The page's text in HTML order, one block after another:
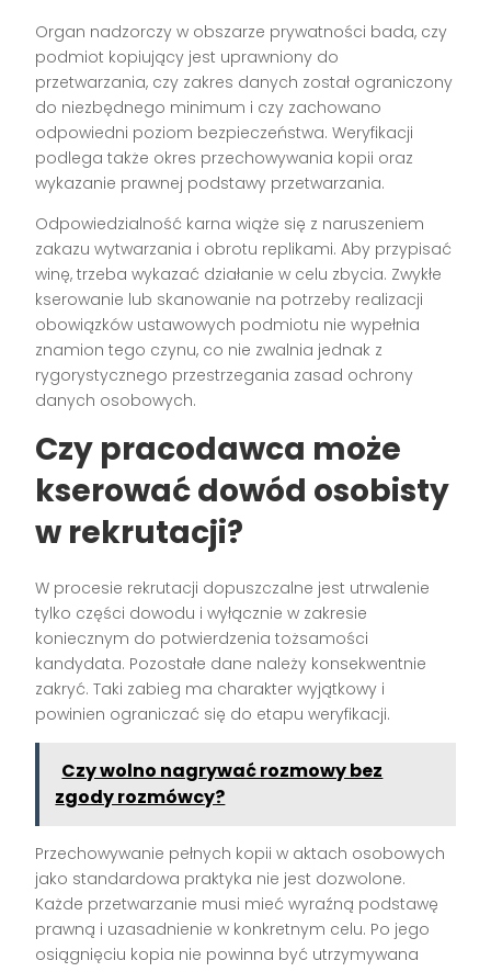
Organ nadzorczy w obszarze prywatności bada, czy
podmiot kopiujący jest uprawniony do
przetwarzania, czy zakres danych został ograniczony
do niezbędnego minimum i czy zachowano
odpowiedni poziom bezpieczeństwa. Weryfikacji
podlega także okres przechowywania kopii oraz
wykazanie prawnej podstawy przetwarzania.
Odpowiedzialność karna wiąże się z naruszeniem
zakazu wytwarzania i obrotu replikami. Aby przypisać
winę, trzeba wykazać działanie w celu zbycia. Zwykłe
kserowanie lub skanowanie na potrzeby realizacji
obowiązków ustawowych podmiotu nie wypełnia
znamion tego czynu, co nie zwalnia jednak z
rygorystycznego przestrzegania zasad ochrony
danych osobowych.
Czy pracodawca może
kserować dowód osobisty
w rekrutacji?
W procesie rekrutacji dopuszczalne jest utrwalenie
tylko części dowodu i wyłącznie w zakresie
koniecznym do potwierdzenia tożsamości
kandydata. Pozostałe dane należy konsekwentnie
zakryć. Taki zabieg ma charakter wyjątkowy i
powinien ograniczać się do etapu weryfikacji.
Czy wolno nagrywać rozmowy bez
zgody rozmówcy?
Przechowywanie pełnych kopii w aktach osobowych
jako standardowa praktyka nie jest dozwolone.
Każde przetwarzanie musi mieć wyraźną podstawę
prawną i uzasadnienie w konkretnym celu. Po jego
osiągnięciu kopia nie powinna być utrzymywana